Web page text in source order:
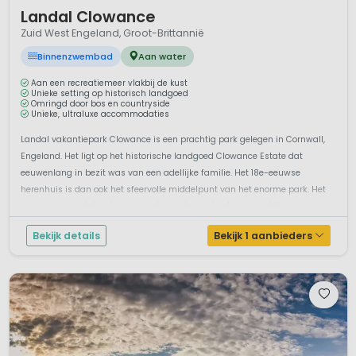
Landal Clowance
Zuid West Engeland, Groot-Brittannië
Binnenzwembad Aan water
Aan een recreatiemeer vlakbij de kust
Unieke setting op historisch landgoed
Omringd door bos en countryside
Unieke, ultraluxe accommodaties
Landal vakantiepark Clowance is een prachtig park gelegen in Cornwall,
Engeland. Het ligt op het historische landgoed Clowance Estate dat
eeuwenlang in bezit was van een adellijke familie. Het 18e-eeuwse
herenhuis is dan ook het sfeervolle middelpunt van het enorme park. Het
recreatiemeer...
Bekijk details Bekijk 1 aanbieders